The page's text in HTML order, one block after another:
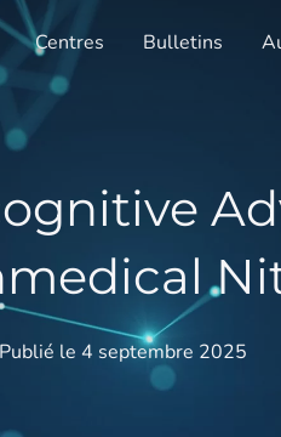
Centres Bulletins
Publié le 4 septembre 2025